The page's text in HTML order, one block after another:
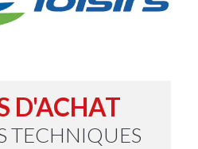
D'ACHAT
TECHNIQUES